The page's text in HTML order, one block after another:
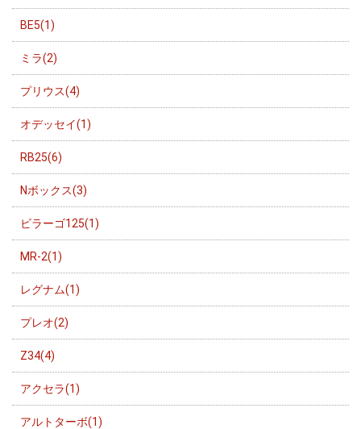
BE5(1)
ミラ(2)
プリウス(4)
オデッセイ(1)
RB25(6)
Nボックス(3)
ビラーゴ125(1)
MR-2(1)
レグナム(1)
プレオ(2)
Z34(4)
アクセラ(1)
アルトターボ(1)